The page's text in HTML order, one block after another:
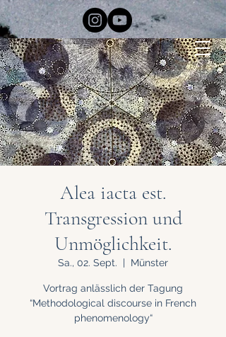
Alea iacta est.
Transgression und
Unmöglichkeit.
Sa., 02. Sept.
  |
Münster
Vortrag anlässlich der Tagung
“Methodological discourse in French
phenomenology“